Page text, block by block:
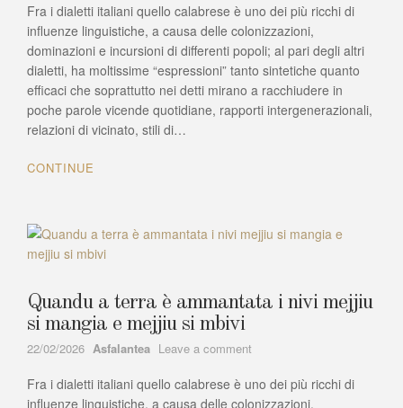
gusto
da
gatta
pemmu
mangia
u
é
polmone
Fra i dialetti italiani quello calabrese è uno dei più ricchi di
influenze linguistiche, a causa delle colonizzazioni,
dominazioni e incursioni di differenti popoli; al pari degli altri
dialetti, ha moltissime “espressioni” tanto sintetiche quanto
efficaci che soprattutto nei detti mirano a racchiudere in
poche parole vicende quotidiane, rapporti intergenerazionali,
relazioni di vicinato, stili di…
CONTINUE
Quandu a terra è ammantata i nivi mejjiu
si mangia e mejjiu si mbivi
22/02/2026 Author
Asfalantea Leave a comment
a
terra
Fra i dialetti italiani quello calabrese è uno dei più ricchi di
influenze linguistiche, a causa delle colonizzazioni,